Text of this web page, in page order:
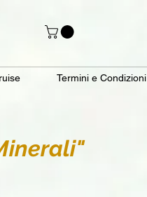
Termini e Condizioni